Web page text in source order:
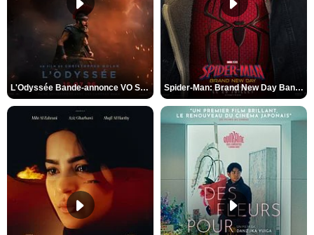
L'Odyssée Bande-annonce VO STFR Spider-Man: Brand New Day Bande-annonce VO STFR